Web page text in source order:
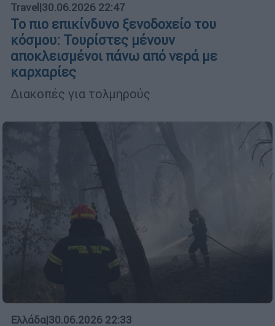
Travel |30.06.2026 22:47
Το πιο επικίνδυνο ξενοδοχείο του
κόσμου: Τουρίστες μένουν
αποκλεισμένοι πάνω από νερά με
καρχαρίες
Διακοπές για τολμηρούς
Ελλάδα|30.06.2026 22:33